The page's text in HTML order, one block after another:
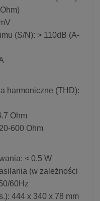
(S/N): > 110dB (A-
harmoniczne (THD):
Ohm
600 Ohm
< 0.5 W
(w zależności
60Hz
444 x 340 x 78 mm